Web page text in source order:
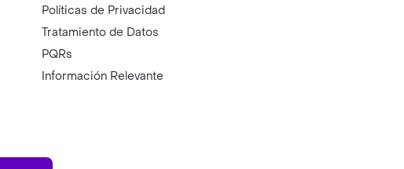
Políticas de Privacidad
Tratamiento de Datos
PQRs
Información Relevante
AppGallery